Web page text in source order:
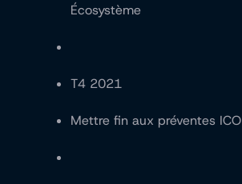
Écosystème
T4 2021
Mettre fin aux préventes ICO